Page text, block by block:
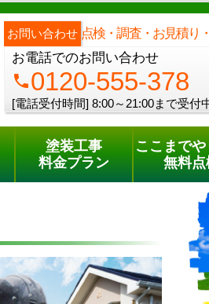
お問い合わせ 点検・調査・お見積り
お電話でのお問い合わせ
phone0120-555-378
[電話受付時間] 8:00～21:00まで受付
電話でのご相談 [8:00～21:00
phone0120-555-
塗装工事
料金プラン
ここまで
無料点